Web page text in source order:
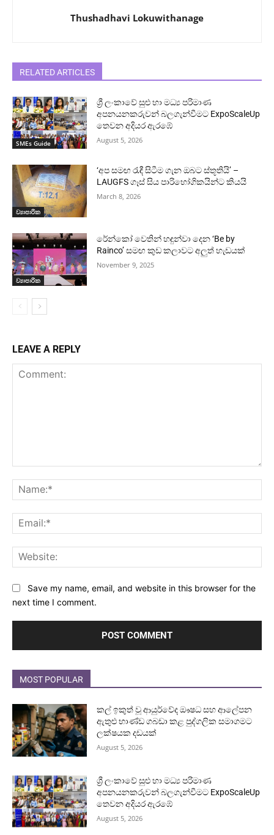
Thushadhavi Lokuwithanage
RELATED ARTICLES
SMEs Guide
ශ්‍රී ලංකාවේ සුළු හා මධ්‍ය පරිමාණ
අපනයනකරුවන් බලගැන්වීමට ExpoScaleUp
තෙවන අදියර ඇරඹේ
August 5, 2026
ව්‍යාපාරික
‘අප සමඟ රැඳී සිටීම ගැන ඔබට ස්තූතියි’ –
LAUGFS ගෑස් සිය පාරිභෝගිකයින්ට කියයි
March 8, 2026
ව්‍යාපාරික
රේන්කෝ වෙතින් හඳුන්වා දෙන ‘Be by
Rainco’ සමඟ කුඩ කලාවට අලුත් හැඩයක්
November 9, 2025
LEAVE A REPLY
Save my name, email, and website in this browser for the
next time I comment.
MOST POPULAR
කල් ඉකුත් වූ ආයුර්වේද ඖෂධ සහ ආලේපන
ඇතුළු භාණ්ඩ ගබඩා කළ පුද්ගලික සමාගමට
ලක්ෂයක දඩයක්
August 5, 2026
ශ්‍රී ලංකාවේ සුළු හා මධ්‍ය පරිමාණ
අපනයනකරුවන් බලගැන්වීමට ExpoScaleUp
තෙවන අදියර ඇරඹේ
August 5, 2026